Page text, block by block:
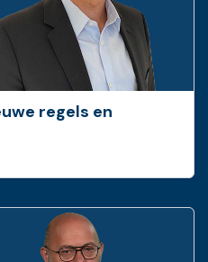
regels en